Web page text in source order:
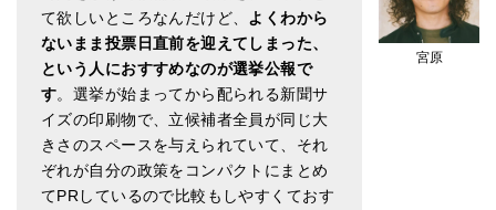
宮原
て欲しいところなんだけど、 よくわから
ないまま投票日直前を迎えてしまった、
という人におすすめなのが選挙公報で
す。選挙が始まってから配られる新聞サ
イズの印刷物で、立候補者全員が同じ大
きさのスペースを与えられていて、それ
ぞれが自分の政策をコンパクトにまとめ
てPRしているので比較もしやすくておす